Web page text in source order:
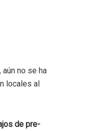
no se ha
locales al
de pre-